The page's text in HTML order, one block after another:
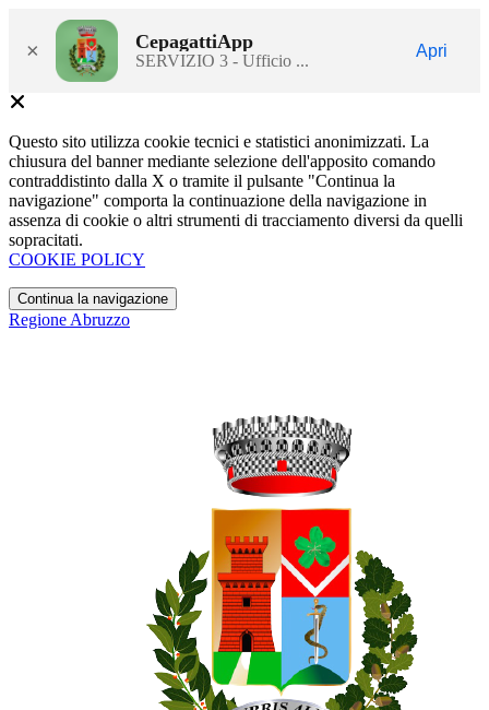
× CepagattiApp
SERVIZIO 3 - Ufficio ...
Apri
Questo sito utilizza cookie tecnici e statistici anonimizzati. La
chiusura del banner mediante selezione dell'apposito comando
contraddistinto dalla X o tramite il pulsante "Continua la
navigazione" comporta la continuazione della navigazione in
assenza di cookie o altri strumenti di tracciamento diversi da quelli
sopracitati.
COOKIE POLICY
Continua la navigazione
Regione Abruzzo